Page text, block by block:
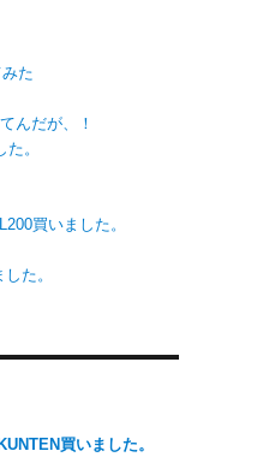
た
んだが、！
。
買いました。
た。
買いました。